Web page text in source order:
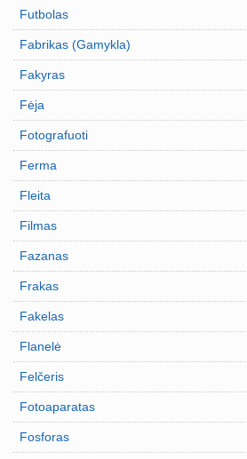
Futbolas
Fabrikas (Gamykla)
Fakyras
Fėja
Fotografuoti
Ferma
Fleita
Filmas
Fazanas
Frakas
Fakelas
Flanelė
Felčeris
Fotoaparatas
Fosforas